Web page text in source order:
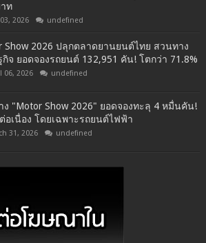
ท
03, 2026 undefined
Show 2026 ปลุกตลาดยานยนต์ไทย สวนทาง
กิจ ยอดจองรถยนต์ 132,951 คัน! โตกว่า 71.8%
06, 2026 undefined
ง "Motor Show 2026" ยอดจองทะลุ 4 หมื่นคัน!
อเนื่อง โดยเฉพาะรถยนต์ไฟฟ้า
31, 2026 undefined